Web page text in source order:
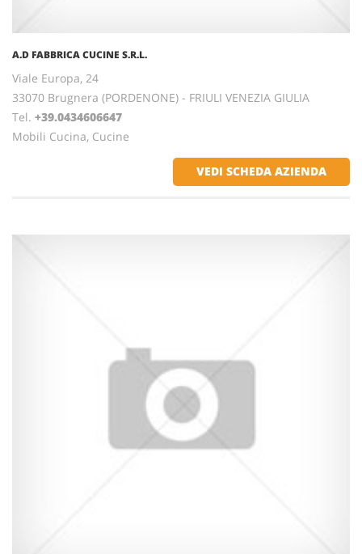
A.D FABBRICA CUCINE S.R.L.
Viale Europa, 24
33070 Brugnera (PORDENONE) - FRIULI VENEZIA GIULIA
Tel. +39.0434606647
Mobili Cucina, Cucine
VEDI SCHEDA AZIENDA